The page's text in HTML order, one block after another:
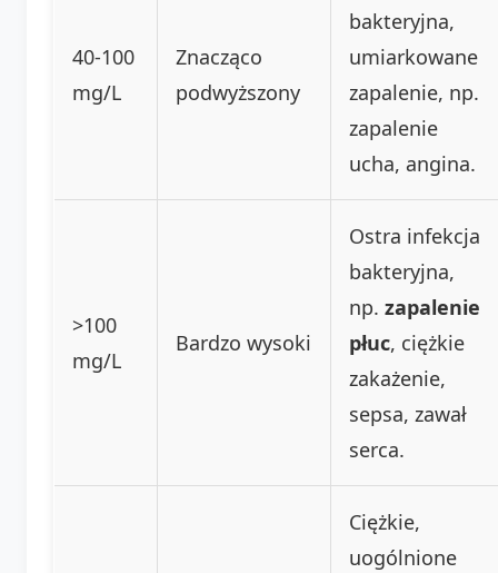
40-100
mg/L
Znacząco
podwyższony
bakteryjna,
umiarkowane
zapalenie, np.
zapalenie
ucha, angina.
>100
mg/L
Bardzo wysoki
Ostra infekcja
bakteryjna,
np. zapalenie
płuc, ciężkie
zakażenie,
sepsa, zawał
serca.
Ciężkie,
uogólnione